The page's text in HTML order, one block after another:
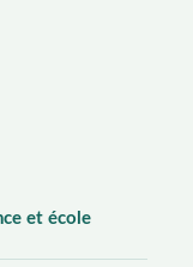
et école